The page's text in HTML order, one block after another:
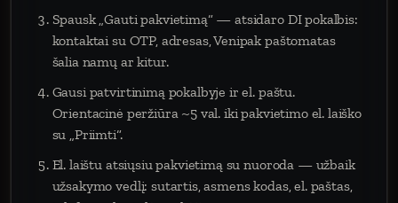
Spausk „Gauti pakvietimą“ — atsidaro DI pokalbis:
kontaktai su OTP, adresas, Venipak paštomatas
šalia namų ar kitur.
Gausi patvirtinimą pokalbyje ir el. paštu.
Orientacinė peržiūra ~5 val. iki pakvietimo el. laiško
su „Priimti“.
El. laištu atsiųsiu pakvietimą su nuoroda — užbaik
užsakymo vedlį: sutartis, asmens kodas, el. paštas,